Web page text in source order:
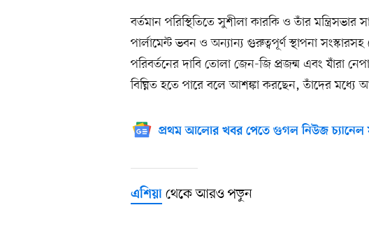
বর্তমান পরিস্থিতিতে সুশীলা কারকি ও তাঁর
পার্লামেন্ট ভবন ও অন্যান্য গুরুত্বপূর্ণ স্থাপনা
পরিবর্তনের দাবি তোলা জেন-জি প্রজন্ম এবং যাঁরা
বিঘ্নিত হতে পারে বলে আশঙ্কা করছেন, তাঁদের মধ্যে
প্রথম আলোর খবর পেতে গুগল নিউজ
এশিয়া থেকে আরও পড়ুন